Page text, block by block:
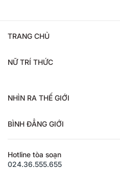
TRANG CHỦ
NỮ TRÍ THỨC
NHÌN RA THẾ GIỚI
BÌNH ĐẲNG GIỚI
Hotline tòa soạn
024.36.555.655